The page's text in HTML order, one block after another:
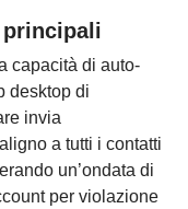
principali
capacità di auto-
desktop di
invia
a tutti i contatti
un’ondata di
per violazione